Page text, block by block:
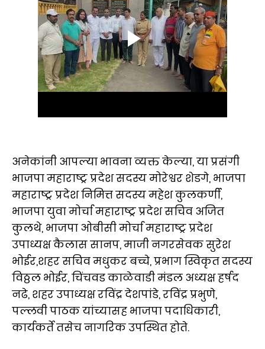
अनेकांनी आपल्या भावना व्यक्त केल्या, या प्रसंगी
भाजपा महाराष्ट्र प्रदेश सदस्य मोरेश्वर शेडगे, भाजपा
महाराष्ट्र प्रदेश निमित्त सदस्य महेश कुलकर्णी,
भाजपा युवा मोर्चा महाराष्ट्र प्रदेश सचिव अजित
कुलथे, भाजपा ओबीसी मोर्चा महाराष्ट्र प्रदेश
उपाध्यक्ष कैलास सानप, माजी नगरसेवक सुरेश
भोईर,शहर सचिव मधुकर बच्चे, प्रभाग स्विकृत सदस्य
विठ्ठल भोईर, चिंचवड काळेवाडी मंडल अध्यक्ष हर्षद
नढे, शहर उपाध्यक्ष रविंद्र देशपांडे, रविंद्र प्रभुणे,
पल्लवी पाठक यांच्यासह भाजपा पदाधिकारी,
कार्यकर्ते तसेच नागरिक उपस्थित होते.